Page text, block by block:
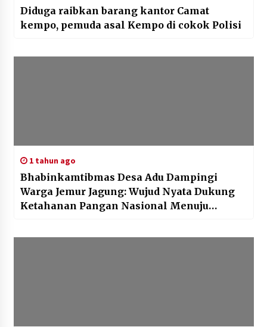
Diduga raibkan barang kantor Camat
kempo, pemuda asal Kempo di cokok Polisi
1 tahun ago
Bhabinkamtibmas Desa Adu Dampingi
Warga Jemur Jagung: Wujud Nyata Dukung
Ketahanan Pangan Nasional Menuju